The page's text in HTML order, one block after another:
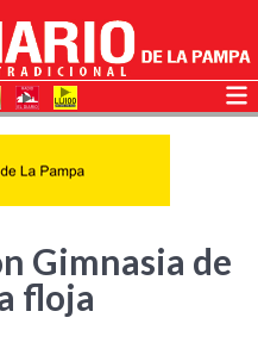
Gimnasia de
floja